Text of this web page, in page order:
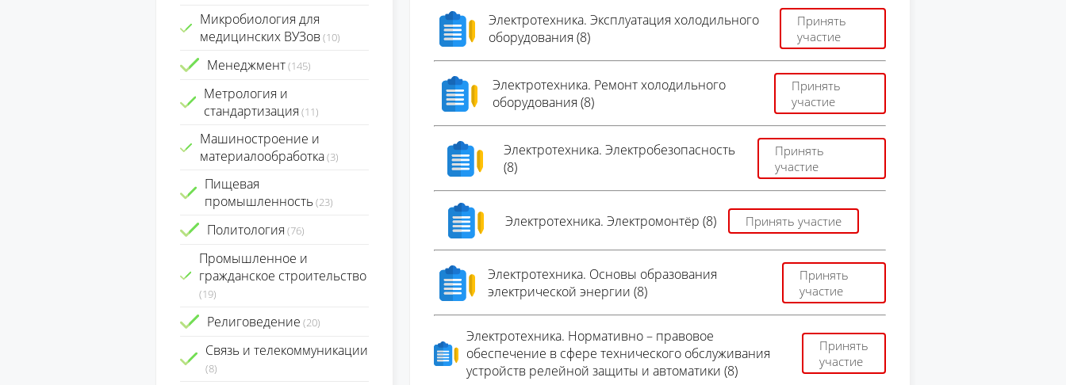
Микробиология для
медицинских ВУЗов(10)
Менеджмент(145)
Метрология и
стандартизация (11)
Машиностроение и
материалообработка(3)
Пищевая
промышленность(23)
Политология (76)
Промышленное и
гражданское строительство
(19)
Религоведение (20)
Связь и телекоммуникации
(8)
Электротехника. Эксплуатация холодильного
оборудования (8)
Принять
участие
Электротехника. Ремонт холодильного
оборудования (8)
Принять
участие
Электротехника. Электробезопасность
(8)
Принять
участие
Электротехника. Электромонтёр (8) Принять участие
Электротехника. Основы образования
электрической энергии (8)
Принять
участие
Электротехника. Нормативно – правовое
обеспечение в сфере технического обслуживания
устройств релейной защиты и автоматики (8)
Принять
участие